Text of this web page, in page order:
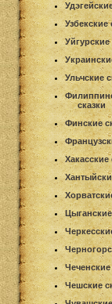
Узбекские
Уйгурские
Ульчские
сказки
Финские
Хакасские
Цыганские
Чеченские
Чешские